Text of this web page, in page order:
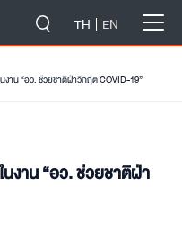
TH EN
าน “อว. ช่วยชาติฝ่าวิกฤต COVID-19”
งาน “อว. ช่วยชาติฝ่า